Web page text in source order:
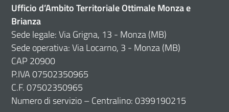
Ufficio d’Ambito Territoriale Ottimale Monza e
Brianza
Sede legale: Via Grigna, 13 - Monza (MB)
Sede operativa: Via Locarno, 3 - Monza (MB)
CAP 20900
P.IVA 07502350965
C.F. 07502350965
Numero di servizio – Centralino: 0399190215